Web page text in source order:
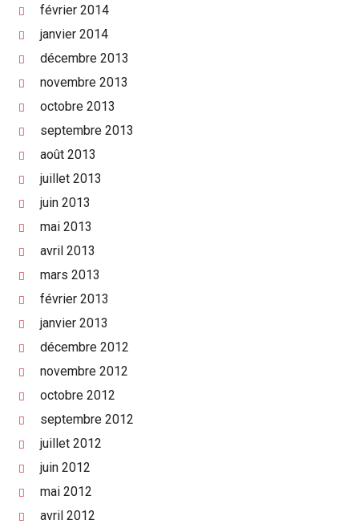
février 2014
janvier 2014
décembre 2013
novembre 2013
octobre 2013
septembre 2013
août 2013
juillet 2013
juin 2013
mai 2013
avril 2013
mars 2013
février 2013
janvier 2013
décembre 2012
novembre 2012
octobre 2012
septembre 2012
juillet 2012
juin 2012
mai 2012
avril 2012